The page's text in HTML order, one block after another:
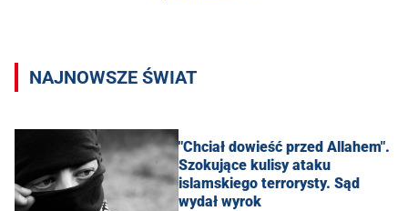
NAJNOWSZE ŚWIAT
"Chciał dowieść przed Allahem".
Szokujące kulisy ataku
islamskiego terrorysty. Sąd
wydał wyrok